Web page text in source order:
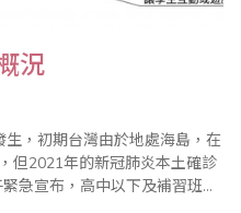
況
但2021年的新冠肺炎本土確診
急宣布，高中以下及補習班、